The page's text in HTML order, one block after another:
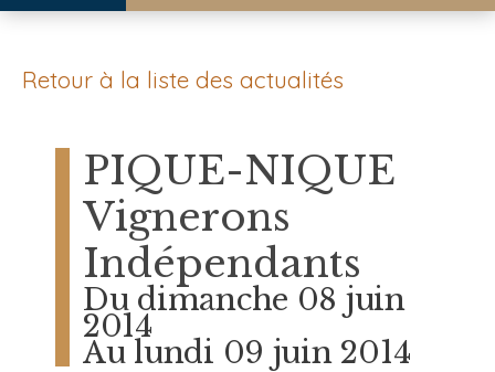
Retour à la liste des actualités
PIQUE-NIQUE
Vignerons
Indépendants
Du dimanche 08 juin
2014
Au lundi 09 juin 2014